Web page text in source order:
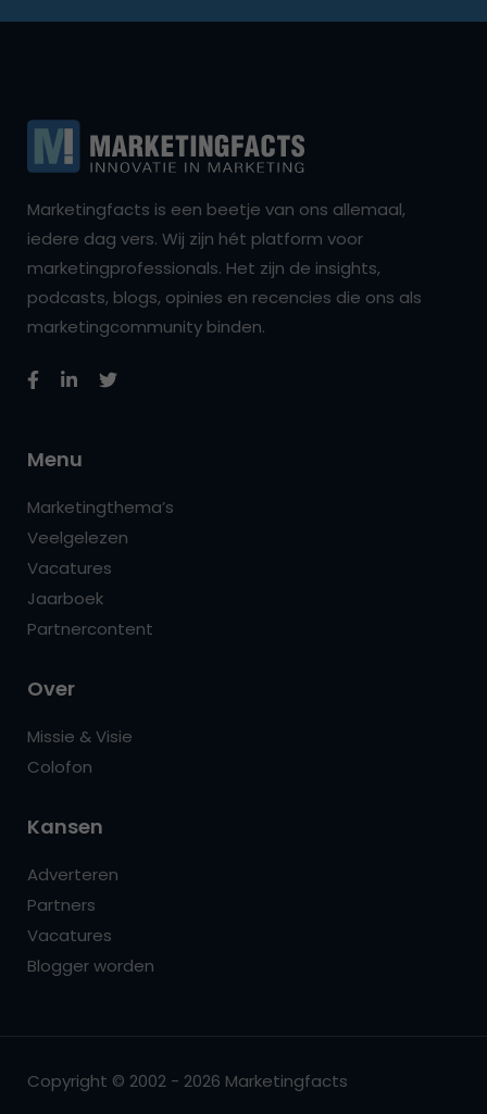
Marketingfacts is een beetje van ons allemaal,
iedere dag vers. Wij zijn hét platform voor
marketingprofessionals. Het zijn de insights,
podcasts, blogs, opinies en recencies die ons als
marketingcommunity binden.
Menu
Marketingthema’s
Veelgelezen
Vacatures
Jaarboek
Partnercontent
Over
Missie & Visie
Colofon
Kansen
Adverteren
Partners
Vacatures
Blogger worden
Copyright © 2002 - 2026 Marketingfacts